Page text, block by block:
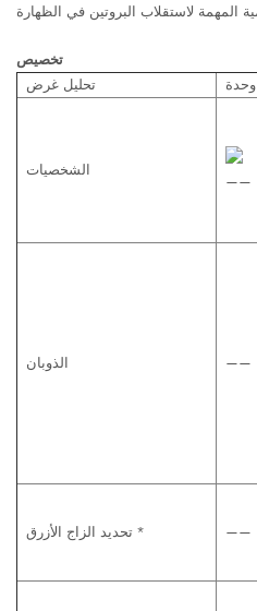
تخصيص
تحليل غرض وحدة
الشخصيات
——
الذوبان ——
تحديد الزاج الأزرق * ——